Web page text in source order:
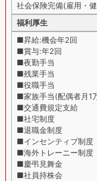
社会保険完備(雇用・
福利厚生
■昇給:機会年2回
■賞与:年2回
■夜勤手当
■残業手当
■役職手当
■家族手当(配偶者月1
■交通費規定支給
■社宅制度
■退職金制度
■インセンティブ制度
■海外トレーニー制度
■慶弔見舞金
■社員持株会